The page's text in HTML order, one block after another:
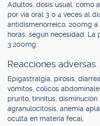
Adultos, dosis usual: como
por vía oral 3 o 4 veces al
antidismenorreico, 200mg
horas, según necesidad.
3.200mg.
Reacciones adversas.
Epigastralgia, pirosis,
vómitos, cólicos
prurito, tinnitus,
agranulocitosis, anemia
oculta en materia fecal.